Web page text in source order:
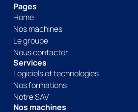
Pages
Home
Nos machines
Le groupe
Nous contacter
Services
Logiciels et technologies
Nos formations
Notre SAV
Nos machines